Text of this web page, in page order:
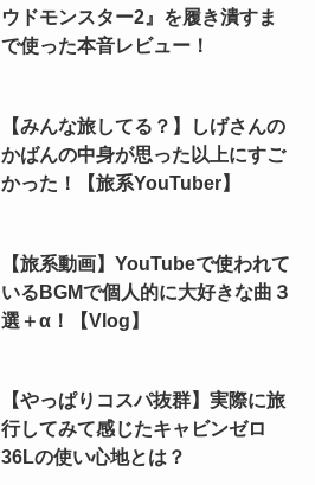
ウドモンスター2』を履き潰すま
で使った本音レビュー！
【みんな旅してる？】しげさんの
かばんの中身が思った以上にすご
かった！【旅系YouTuber】
【旅系動画】YouTubeで使われて
いるBGMで個人的に大好きな曲３
選＋α！【Vlog】
【やっぱりコスパ抜群】実際に旅
行してみて感じたキャビンゼロ
36Lの使い心地とは？